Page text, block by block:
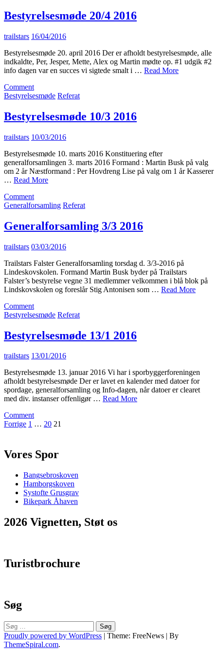
2016
Bestyrelsesmøde 20/4 2016
trailstars 16/04/2016
Bestyrelsesmøde 20. april 2016 Der er afholdt bestyrelsesmøde, alle
indkaldte, Per, Jesper, Mette, Alex og Martin mødte op. #1 udgik #2
info dagen var en succes vi sigtede smalt i … Read More
Commenton
Bestyrelsesmøde
2016
Bestyrelsesmøde Referat
Bestyrelsesmøde 10/3 2016
trailstars 10/03/2016
Bestyrelsesmøde 10. marts 2016 Konstituering efter
generalforsamlingen 3. marts 2016 Formand : Martin Busk på valg
om 2 år Næstformand : Per Hovdreng Lise på valg om 1 år Kasserer
… Read More
Commenton
Bestyrelsesmøde
2016
Generalforsamling Referat
Generalforsamling 3/3 2016
trailstars 03/03/2016
Trailstars Falster Generalforsamling torsdag d. 3/3-2016 på
Lindeskovskolen. Formand Martin Busk byder på Trailstars
Falster’s bestyrelse vegne 31 medlemmer velkommen i blå blok på
Lindskovskolen og foreslår Stig Antonisen som … Read More
Commenton
Generalforsamling
2016
Bestyrelsesmøde Referat
Bestyrelsesmøde 13/1 2016
trailstars 13/01/2016
Bestyrelsesmøde 13. januar 2016 Vi har i sporbyggerforeningen
afholdt bestyrelsesmøde Der er lavet en kalender med datoer for
spordage, generalforsamling og Info-dagen, når datoer er clearet
med div. instanser offenligør … Read More
Commenton
Bestyrelsesmøde
Indlægsinddeling
Forrige 1 … 20 21
Vores Spor
Bangsebroskoven
Hamborgskoven
Systofte Grusgrav
Bikepark Åhaven
2026 Vignetten, Støt os
Turistbrochure
Søg
Søg
efter:
Proudly powered by WordPress | Theme: FreeNews | By
ThemeSpiral.com.